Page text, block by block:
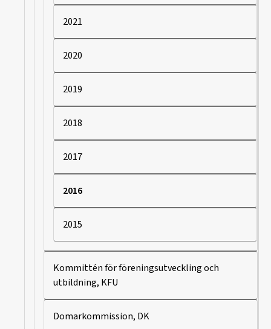
2021
2020
2019
2018
2017
2016
2015
Kommittén för föreningsutveckling och
utbildning, KFU
Domarkommission, DK